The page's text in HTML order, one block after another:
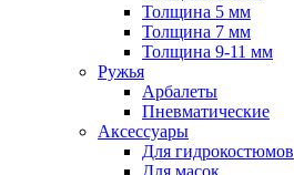
Толщина 5 мм
Толщина 7 мм
Толщина 9-11 мм
Ружья
Арбалеты
Пневматические
Аксессуары
Для гидрокостюмов
Для масок